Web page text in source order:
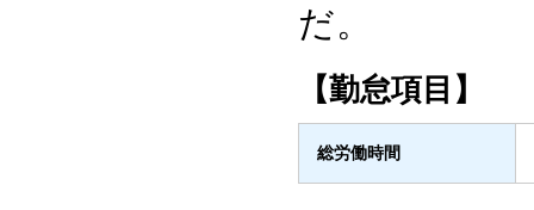
だ。
【勤怠項目】
総労働時間